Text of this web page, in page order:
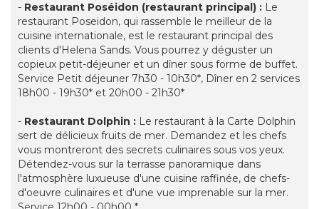
- Restaurant Poséidon (restaurant principal) : Le
restaurant Poseidon, qui rassemble le meilleur de la
cuisine internationale, est le restaurant principal des
clients d'Helena Sands. Vous pourrez y déguster un
copieux petit-déjeuner et un dîner sous forme de buffet.
Service Petit déjeuner 7h30 - 10h30*, Dîner en 2 services
18h00 - 19h30* et 20h00 - 21h30*
- Restaurant Dolphin : Le restaurant à la Carte Dolphin
sert de délicieux fruits de mer. Demandez et les chefs
vous montreront des secrets culinaires sous vos yeux.
Détendez-vous sur la terrasse panoramique dans
l'atmosphère luxueuse d'une cuisine raffinée, de chefs-
d'oeuvre culinaires et d'une vue imprenable sur la mer.